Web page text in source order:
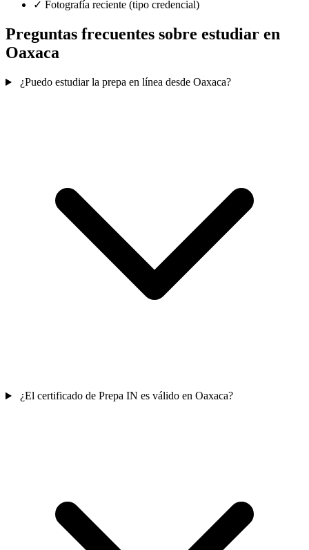
✓ Fotografía reciente (tipo credencial)
Preguntas frecuentes sobre estudiar en
Oaxaca
¿Puedo estudiar la prepa en línea desde Oaxaca?
¿El certificado de Prepa IN es válido en Oaxaca?